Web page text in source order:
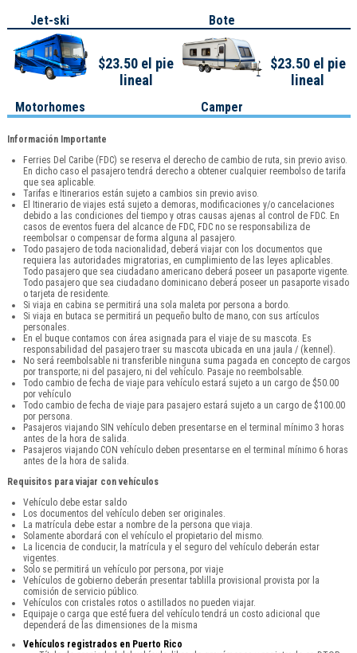
Jet-ski Bote
Motorhomes
$23.50 el pie
lineal
Camper
$23.50 el pie
lineal
Información Importante
Ferries Del Caribe (FDC) se reserva el derecho de cambio de ruta, sin previo aviso.
En dicho caso el pasajero tendrá derecho a obtener cualquier reembolso de tarifa
que sea aplicable.
Tarifas e Itinerarios están sujeto a cambios sin previo aviso.
El Itinerario de viajes está sujeto a demoras, modificaciones y/o cancelaciones
debido a las condiciones del tiempo y otras causas ajenas al control de FDC. En
casos de eventos fuera del alcance de FDC, FDC no se responsabiliza de
reembolsar o compensar de forma alguna al pasajero.
Todo pasajero de toda nacionalidad, deberá viajar con los documentos que
requiera las autoridades migratorias, en cumplimiento de las leyes aplicables.
Todo pasajero que sea ciudadano americano deberá poseer un pasaporte vigente.
Todo pasajero que sea ciudadano dominicano deberá poseer un pasaporte visado
o tarjeta de residente.
Si viaja en cabina se permitirá una sola maleta por persona a bordo.
Si viaja en butaca se permitirá un pequeño bulto de mano, con sus artículos
personales.
En el buque contamos con área asignada para el viaje de su mascota. Es
responsabilidad del pasajero traer su mascota ubicada en una jaula / (kennel).
No será reembolsable ni transferible ninguna suma pagada en concepto de cargos
por transporte; ni del pasajero, ni del vehículo. Pasaje no reembolsable.
Todo cambio de fecha de viaje para vehículo estará sujeto a un cargo de $50.00
por vehículo
Todo cambio de fecha de viaje para pasajero estará sujeto a un cargo de $100.00
por persona.
Pasajeros viajando SIN vehículo deben presentarse en el terminal mínimo 3 horas
antes de la hora de salida.
Pasajeros viajando CON vehículo deben presentarse en el terminal mínimo 6 horas
antes de la hora de salida.
Requisitos para viajar con vehículos
Vehículo debe estar saldo
Los documentos del vehículo deben ser originales.
La matrícula debe estar a nombre de la persona que viaja.
Solamente abordará con el vehículo el propietario del mismo.
La licencia de conducir, la matrícula y el seguro del vehículo deberán estar
vigentes.
Solo se permitirá un vehículo por persona, por viaje
Vehículos de gobierno deberán presentar tablilla provisional provista por la
comisión de servicio público.
Vehículos con cristales rotos o astillados no pueden viajar.
Equipaje o carga que esté fuera del vehículo tendrá un costo adicional que
dependerá de las dimensiones de la misma
Vehículos registrados en Puerto Rico